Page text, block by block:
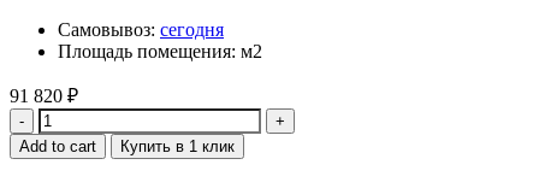
Самовывоз: сегодня
Площадь помещения: м2
91 820 ₽
Quantity
Add to cart Купить в 1 клик